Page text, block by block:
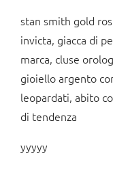
stan smith gold
invicta, giacca di
marca, cluse
gioiello argento
leopardati, abito
di tendenza
yyyyy